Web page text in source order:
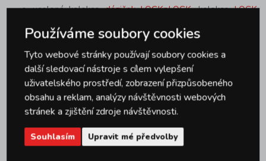
ucelená kolekcedóziček LOCKnLOCK, kolekceLOCK
100% vodotěsná, 100%
vzduchotěsná . Nadstandardní životnost
otestováno, že silná odolnost víka s klipy
umožňujeotevření více než 3.000.000!
Parametry produktu
Značka
Používáme soubory cookies
Tyto webové stránky používají soubory cookies a
další sledovací nástroje s cílem vylepšení
uživatelského prostředí, zobrazení přizpůsobeného
obsahu a reklam, analýzy návštěvnosti webových
stránek a zjištění zdroje návštěvnosti.
Souhlasím Upravit mé předvolby